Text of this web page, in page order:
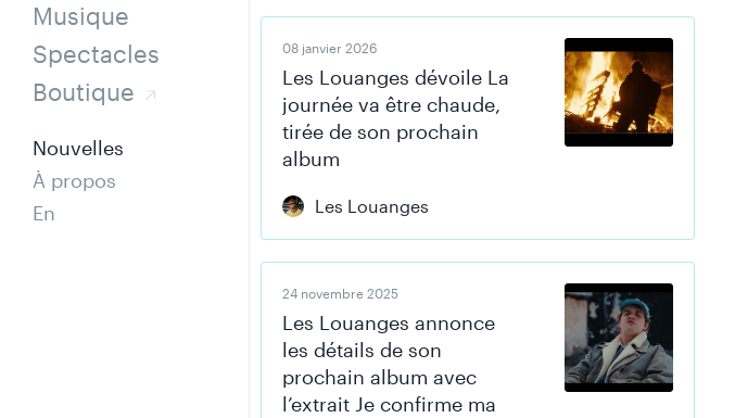
Musique
Spectacles
Boutique
Nouvelles
À propos
En
08 janvier 2026
Les Louanges dévoile La
journée va être chaude,
tirée de son prochain
album
Les Louanges
24 novembre 2025
Les Louanges annonce
les détails de son
prochain album avec
l’extrait Je confirme ma